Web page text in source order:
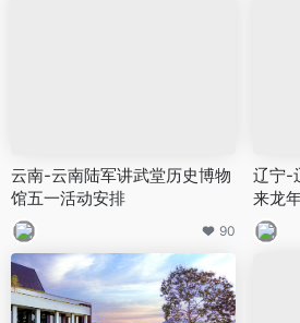
云南-云南陆军讲武堂历史博物
馆五一活动安排
90
辽宁-
来龙